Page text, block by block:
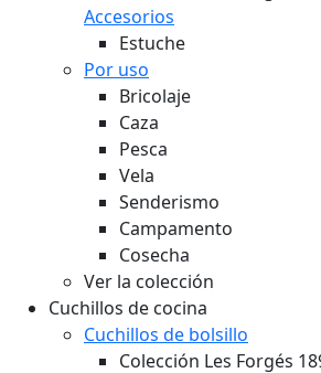
Accesorios
Estuche
Por uso
Bricolaje
Caza
Pesca
Vela
Senderismo
Campamento
Cosecha
Ver la colección
Cuchillos de cocina
Cuchillos de bolsillo
Colección Les Forgés